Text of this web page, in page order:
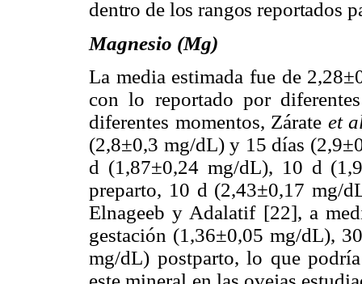
dentro de los rangos reportados
Magnesio (Mg)
La media estimada fue de
con lo reportado por
diferentes momentos, Zárate et
(2,8±0,3 mg/dL) y 15 días
d (1,87±0,24 mg/dL), 10 d
preparto, 10 d (2,43±0,17 mg/
Elnageeb y Adalatif [22], a
gestación (1,36±0,05 mg/dL),
mg/dL) postparto, lo que